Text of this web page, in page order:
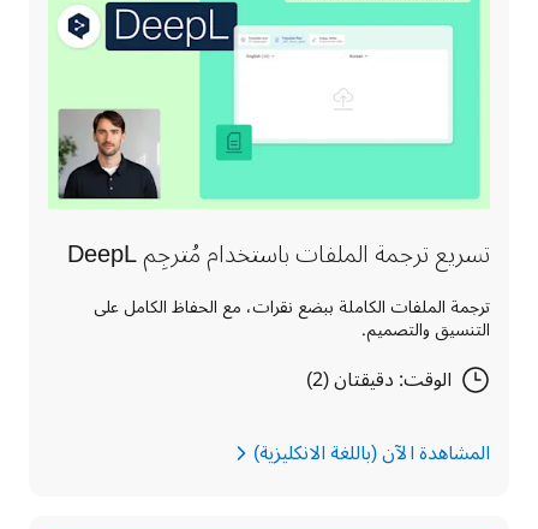
تسريع ترجمة الملفات باستخدام مُترجِم DeepL
ترجمة الملفات الكاملة ببضع نقرات، مع الحفاظ الكامل على
التنسيق والتصميم.
الوقت: دقيقتان (2)
المشاهدة الآن (باللغة الانكليزية)